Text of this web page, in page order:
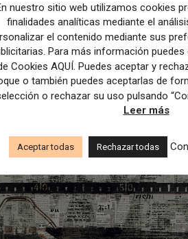
nuestro sitio web utilizamos cookies
finalidades analíticas mediante el
el contenido mediante sus
Para más información
Cookies AQUÍ. Puedes aceptar y
o también puedes aceptarlas de
o rechazar su uso pulsando
Leer más
Aceptar todas Rechazar todas